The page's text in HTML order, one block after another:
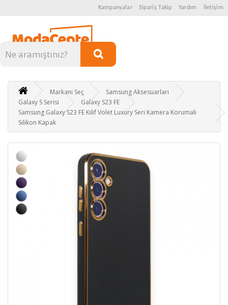
Kampanyalar Sipariş Takip Yardım İletişim
Kategoriler
Markanı Seç
Samsung Aksesuarları
Galaxy S Serisi
Galaxy S23 FE
Samsung Galaxy S23 FE Kılıf Volet Luxury Seri Kamera Korumalı
Silikon Kapak